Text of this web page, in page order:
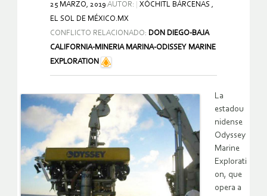
25 MARZO, 2019 AUTOR:
XÓCHITL BÁRCENAS ,
EL SOL DE MÉXICO.MX
CONFLICTO RELACIONADO: DON DIEGO-BAJA
CALIFORNIA-MINERIA MARINA-ODISSEY MARINE
EXPLORATION
La
estadou
nidense
Odyssey
Marine
Explorati
on, que
opera a